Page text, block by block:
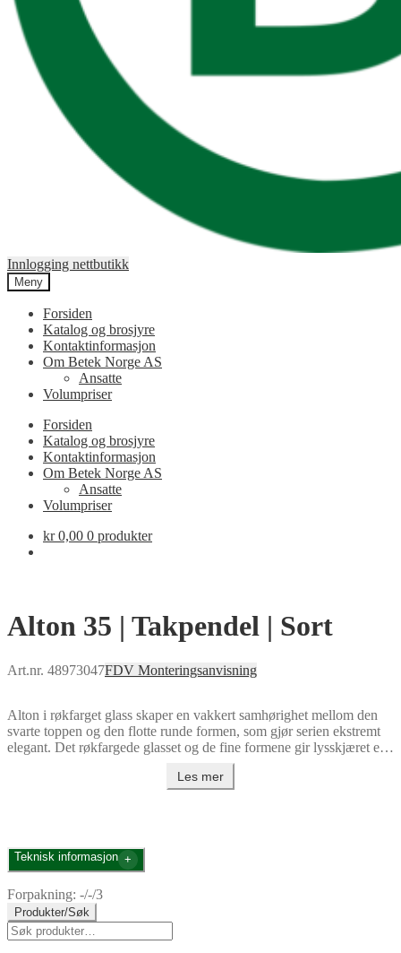
Innlogging nettbutikk
Meny
Forsiden
Katalog og brosjyre
Kontaktinformasjon
Om Betek Norge AS
Ansatte
Volumpriser
Forsiden
Katalog og brosjyre
Kontaktinformasjon
Om Betek Norge AS
Ansatte
Volumpriser
kr0,00 0 produkter
Alton 35 | Takpendel | Sort
Art.nr. 48973047FDV Monteringsanvisning
Alton i røkfarget glass skaper en vakkert samhørighet mellom den
svarte toppen og den flotte runde formen, som gjør serien ekstremt
elegant. Det røkfargede glasset og de fine formene gir lysskjæret en
myk og varm glød, noe som gir en behagelig belysning. Glass er en
stor interiørtrend og kombinasjonen av glass og det matte svarte
Les mer
Teknisk informasjon
Forpakning: -/-/3
Produkter/Søk
Søk
etter: